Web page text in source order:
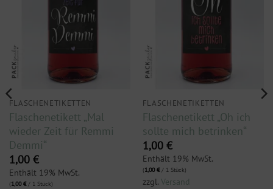
FLASCHENETIKETTEN
Flaschenetikett „Mal
wieder Zeit für Remmi
Demmi“
1,00 €
Enthält 19% MwSt.
(1,00€/ 1 Stück)
FLASCHENETIKETTEN
Flaschenetikett „Oh ich
sollte mich betrinken“
1,00 €
Enthält 19% MwSt.
(1,00€/ 1 Stück)
zzgl. Versand